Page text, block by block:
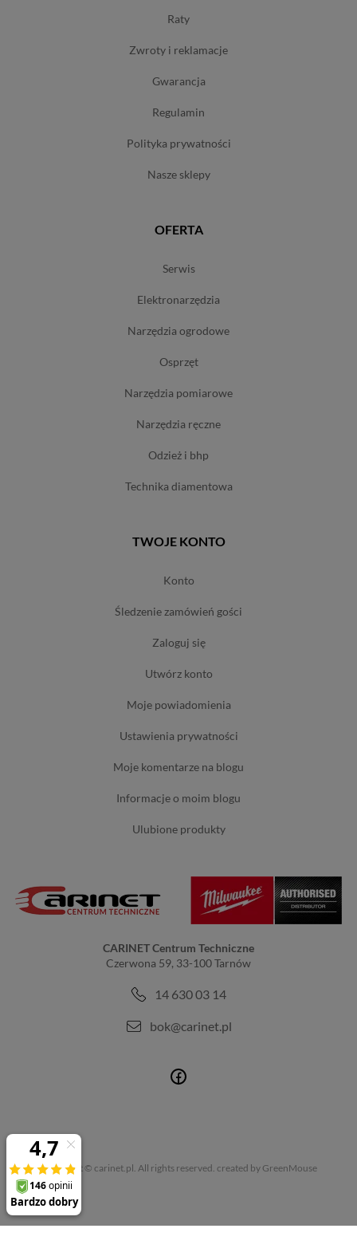
raty
zwroty i reklamacje
gwarancja
regulamin
polityka prywatności
nasze sklepy
OFERTA
serwis
elektronarzędzia
narzędzia ogrodowe
osprzęt
narzędzia pomiarowe
narzędzia ręczne
odzież i bhp
technika diamentowa
TWOJE KONTO
konto
śledzenie zamówień gości
zaloguj się
utwórz konto
moje powiadomienia
ustawienia prywatności
moje komentarze na blogu
informacje o moim blogu
ulubione produkty
CARINET Centrum Techniczne
Czerwona 59, 33-100 Tarnów
14 630 03 14
bok@carinet.pl
Copyright © carinet.pl. All rights reserved. created by GreenMouse